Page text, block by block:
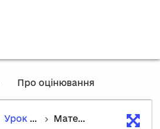
Про оцінювання
Урок 15. Кінематограф: роль художника в кіно. Анімація Матеріали уроку